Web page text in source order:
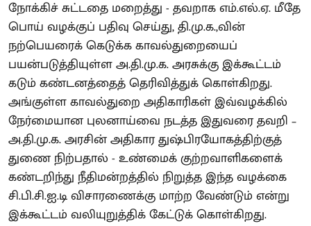
நோக்கிச் சுட்டதை மறைத்து - தவறாக எம்.எல்.ஏ. மீதே
பொய் வழக்குப் பதிவு செய்து, தி.மு.க.,வின்
நற்பெயரைக் கெடுக்க காவல்துறையைப்
பயன்படுத்தியுள்ள அ.தி.மு.க. அரசுக்கு இக்கூட்டம்
கடும் கண்டனத்தைத் தெரிவித்துக் கொள்கிறது.
அங்குள்ள காவல்துறை அதிகாரிகள் இவ்வழக்கில்
நேர்மையான புலனாய்வை நடத்த இதுவரை தவறி –
அ.தி.மு.க. அரசின் அதிகார துஷ்பிரயோகத்திற்குத்
துணை நிற்பதால் - உண்மைக் குற்றவாளிகளைக்
கண்டறிந்து நீதிமன்றத்தில் நிறுத்த இந்த வழக்கை
சி.பி.சி.ஐ.டி விசாரணைக்கு மாற்ற வேண்டும் என்று
இக்கூட்டம் வலியுறுத்திக் கேட்டுக் கொள்கிறது.